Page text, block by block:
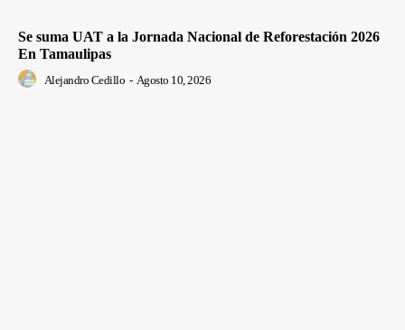
Se suma UAT a la Jornada Nacional de Reforestación 2026
En Tamaulipas
Alejandro Cedillo - Agosto 10, 2026